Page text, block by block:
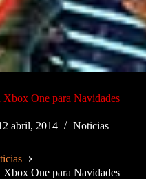
One para Navidades
abril, 2014 Noticias
One para Navidades